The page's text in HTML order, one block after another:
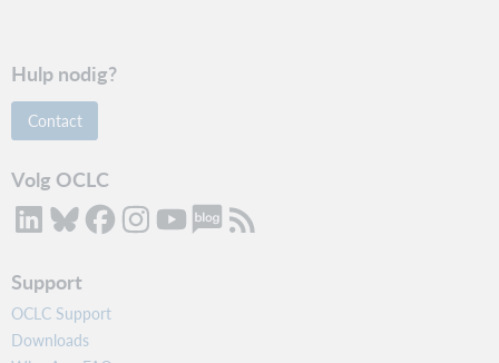
Hulp nodig?
Contact
Volg OCLC
Support
OCLC Support
Downloads